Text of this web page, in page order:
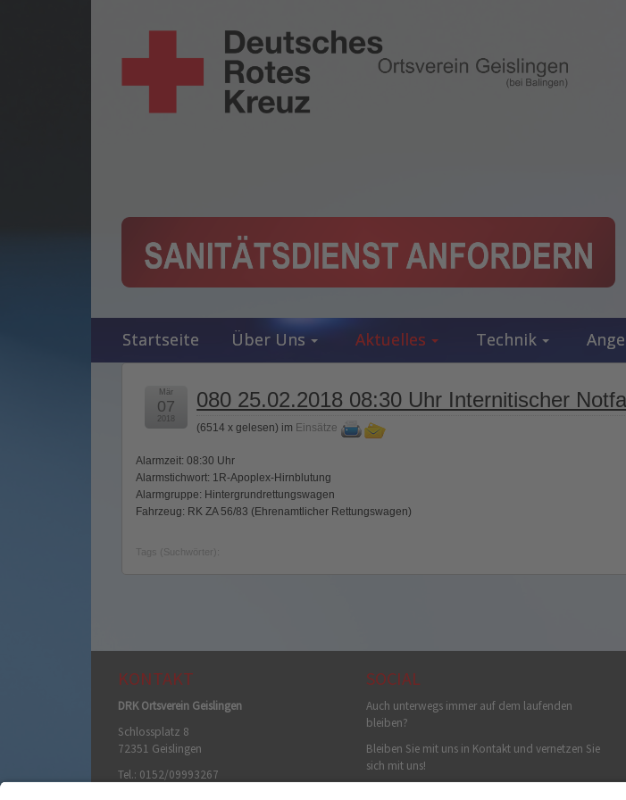
Startseite Über Uns Aktuelles Technik
080 25.02.2018 08:30 Uhr Internitischer
(6514 x gelesen) im Einsätze
Mär
07
2018
Alarmzeit: 08:30 Uhr
Alarmstichwort: 1R-Apoplex-Hirnblutung
Alarmgruppe: Hintergrundrettungswagen
Fahrzeug: RK ZA 56/83 (Ehrenamtlicher Rettungswagen)
Tags (Suchwörter):
KONTAKT
DRK Ortsverein Geislingen
Schlossplatz 8
72351 Geislingen
Tel.: 0152/09993267
SOCIAL
Auch unterwegs immer auf dem laufenden
bleiben?
Bleiben Sie mit uns in Kontakt und vernetzen Sie
sich mit uns!